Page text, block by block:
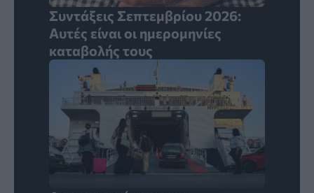
Συντάξεις Σεπτεμβρίου 2026:
Αυτές είναι οι ημερομηνίες
καταβολής τους